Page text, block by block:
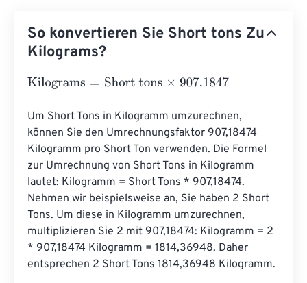
So konvertieren Sie Short tons Zu
Kilograms?
Kilograms=Short tons ×907.1847
Um Short Tons in Kilogramm umzurechnen,
können Sie den Umrechnungsfaktor 907,18474
Kilogramm pro Short Ton verwenden. Die Formel
zur Umrechnung von Short Tons in Kilogramm
lautet: Kilogramm = Short Tons * 907,18474.
Nehmen wir beispielsweise an, Sie haben 2 Short
Tons. Um diese in Kilogramm umzurechnen,
multiplizieren Sie 2 mit 907,18474: Kilogramm = 2
* 907,18474 Kilogramm = 1814,36948. Daher
entsprechen 2 Short Tons 1814,36948 Kilogramm.